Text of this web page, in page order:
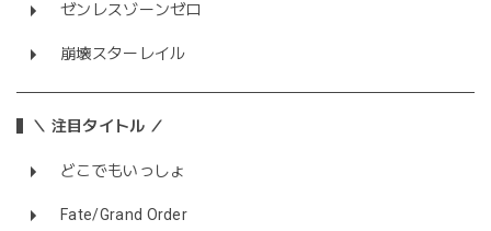
ゼンレスゾーンゼロ
崩壊スターレイル
＼ 注目タイトル ／
どこでもいっしょ
Fate/Grand Order